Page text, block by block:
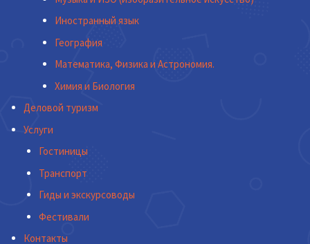
Иностранный язык
География
Математика, Физика и Астрономия.
Химия и Биология
Деловой туризм
Услуги
Гостиницы
Транспорт
Гиды и экскурсоводы
Фестивали
Контакты